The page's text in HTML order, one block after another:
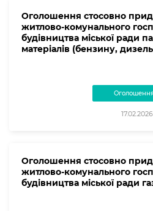
Оголошення стосовно
житлово-комунального
будівництва міської ради
матеріалів (бензину,
17.02.2026
Оголошення стосовно
житлово-комунального
будівництва міської ради